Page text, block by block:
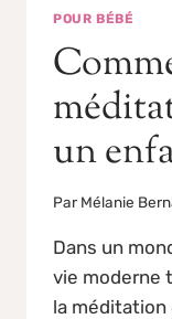
POUR BÉBÉ
un
Par Mélanie
Dans un
vie moderne
la méditation